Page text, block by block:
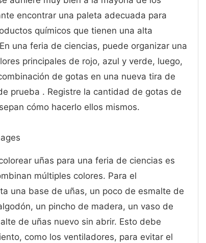
encontrar una paleta adecuada para
químicos que tienen una alta
una feria de ciencias, puede organizar una
principales de rojo, azul y verde, luego,
de gotas en una nueva tira de
prueba . Registre la cantidad de gotas de
cómo hacerlo ellos mismos.
uñas para una feria de ciencias es
múltiples colores. Para el
una base de uñas, un poco de esmalte de
un pincho de madera, un vaso de
de uñas nuevo sin abrir. Esto debe
como los ventiladores, para evitar el